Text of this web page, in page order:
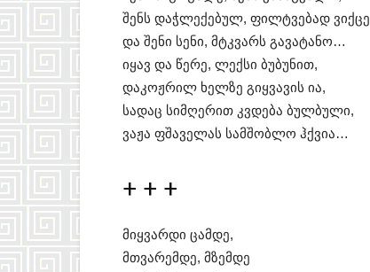
შენს დაჭლექებულ, ფილტვებად ვიქცე
და შენი სენი, მტკვარს გავატანო…
იყავ და წერე, ლექსი ბუბუნით,
დაკოჟრილ ხელზე გიყვავის ია,
სადაც სიმღერით კვდება ბულბული,
ვაჟა ფშაველას სამშობლო ჰქვია…
+ + +
მიყვარდი ცამდე,
მთვარემდე, მზემდე